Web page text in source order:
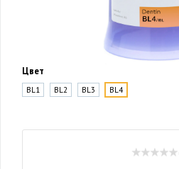
Цвет
BL1 BL2 BL3 BL4